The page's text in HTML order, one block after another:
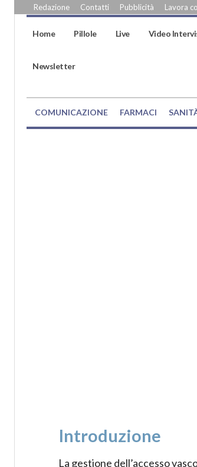
Redazione Contatti Pubblicità Lavora
Home Pillole Live Video
Newsletter
COMUNICAZIONE FARMACI
Introduzione
La gestione dell’accesso